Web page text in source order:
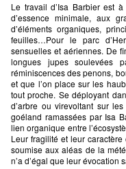
Le travail d’Isa Barbier est
d’essence minimale, aux
d’éléments organiques,
feuilles…Pour le parc
sensuelles et aériennes. De
longues jupes soulevées
réminiscences des penons,
et que l’on place sur les
tout proche. Se déployant
d’arbre ou virevoltant sur
goéland ramassées par Isa
lien organique entre
Leur fragilité et leur
soumise aux aléas de la
n’a d’égal que leur évocation